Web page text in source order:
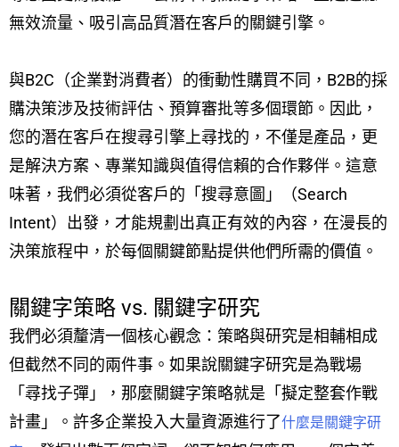
無效流量、吸引高品質潛在客戶的關鍵引擎。
與B2C（企業對消費者）的衝動性購買不同，B2B的採
購決策涉及技術評估、預算審批等多個環節。因此，
您的潛在客戶在搜尋引擎上尋找的，不僅是產品，更
是解決方案、專業知識與值得信賴的合作夥伴。這意
味著，我們必須從客戶的「搜尋意圖」（Search
Intent）出發，才能規劃出真正有效的內容，在漫長的
決策旅程中，於每個關鍵節點提供他們所需的價值。
關鍵字策略 vs. 關鍵字研究
我們必須釐清一個核心觀念：策略與研究是相輔相成
但截然不同的兩件事。如果說關鍵字研究是為戰場
「尋找子彈」，那麼關鍵字策略就是「擬定整套作戰
計畫」。許多企業投入大量資源進行了什麼是關鍵字研